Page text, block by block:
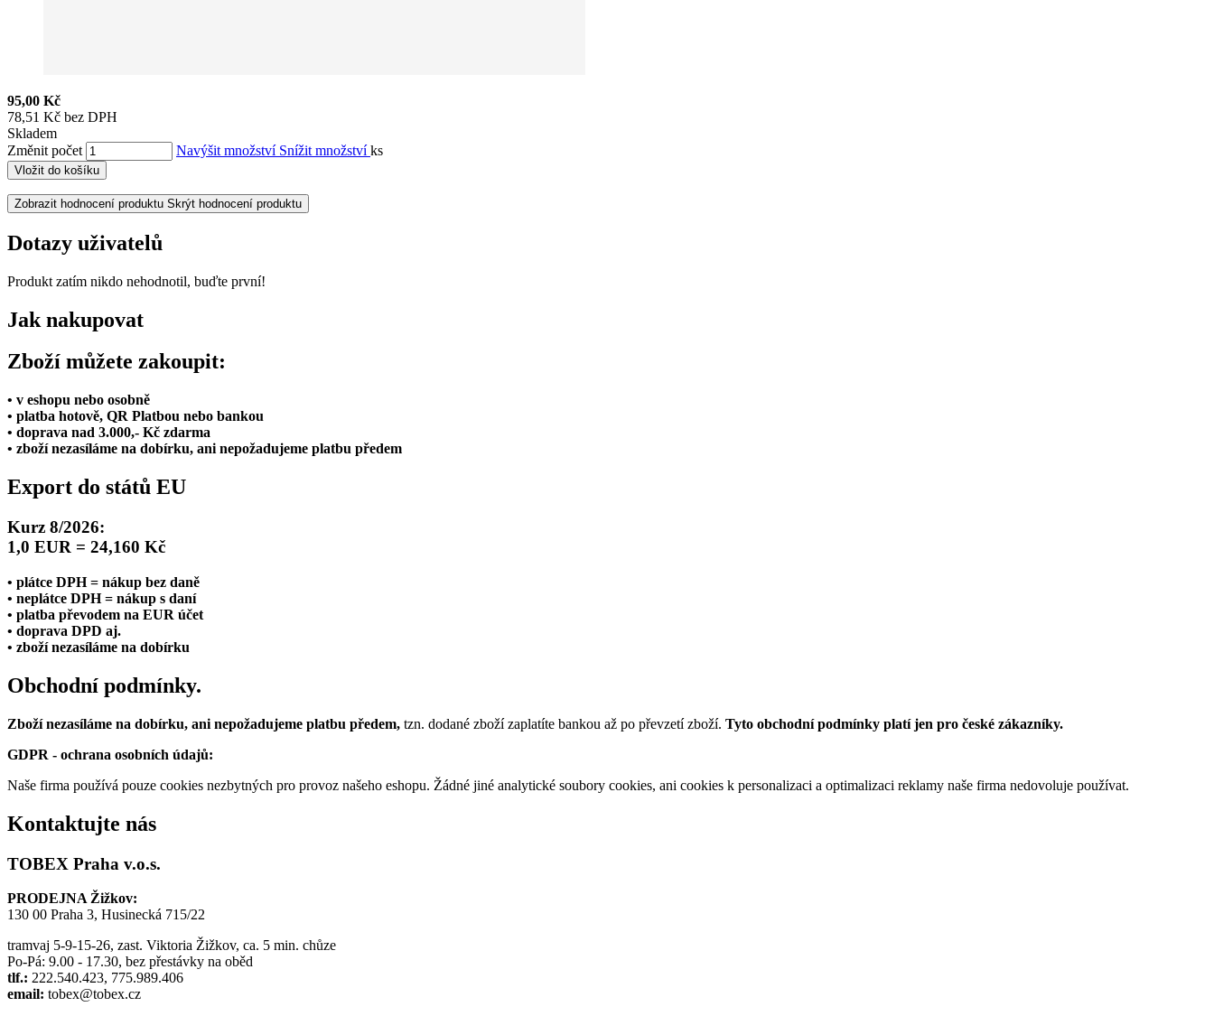
95,00 Kč
78,51 Kč bez DPH
Skladem
Změnit počet
Navýšit množství Snížit množstvíks
Vložit do košíku
Zobrazit hodnocení produktu Skrýt hodnocení produktu
Dotazy uživatelů
Produkt zatím nikdo nehodnotil, buďte první!
Jak nakupovat
Zboží můžete zakoupit:
• v eshopu nebo osobně
• platba hotově, QR Platbou nebo bankou
• doprava nad 3.000,- Kč zdarma
• zboží nezasíláme na dobírku, ani nepožadujeme platbu předem
Export do států EU
Kurz 8/2026:
1,0 EUR = 24,160 Kč
• plátce DPH = nákup bez daně
• neplátce DPH = nákup s daní
• platba převodem na EUR účet
• doprava DPD aj.
• zboží nezasíláme na dobírku
Obchodní podmínky.
Zboží nezasíláme na dobírku, ani nepožadujeme platbu předem, tzn. dodané zboží zaplatíte bankou až po převzetí zboží. Tyto obchodní podmínky platí jen pro české zákazníky.
GDPR - ochrana osobních údajů:
Naše firma používá pouze cookies nezbytných pro provoz našeho eshopu. Žádné jiné analytické soubory cookies, ani cookies k personalizaci a optimalizaci reklamy naše firma nedovoluje používat.
Kontaktujte nás
TOBEX Praha v.o.s.
PRODEJNA Žižkov:
130 00 Praha 3, Husinecká 715/22
tramvaj 5-9-15-26, zast. Viktoria Žižkov, ca. 5 min. chůze
Po-Pá: 9.00 - 17.30, bez přestávky na oběd
tlf.: 222.540.423, 775.989.406
email: tobex@tobex.cz